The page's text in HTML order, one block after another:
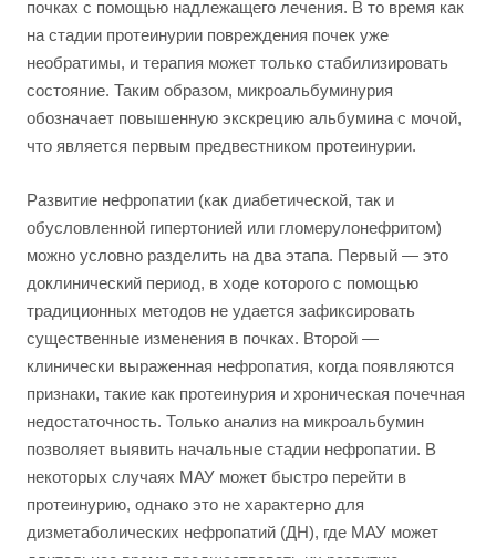
почках с помощью надлежащего лечения. В то время как
на стадии протеинурии повреждения почек уже
необратимы, и терапия может только стабилизировать
состояние. Таким образом, микроальбуминурия
обозначает повышенную экскрецию альбумина с мочой,
что является первым предвестником протеинурии.
Развитие нефропатии (как диабетической, так и
обусловленной гипертонией или гломерулонефритом)
можно условно разделить на два этапа. Первый — это
доклинический период, в ходе которого с помощью
традиционных методов не удается зафиксировать
существенные изменения в почках. Второй —
клинически выраженная нефропатия, когда появляются
признаки, такие как протеинурия и хроническая почечная
недостаточность. Только анализ на микроальбумин
позволяет выявить начальные стадии нефропатии. В
некоторых случаях МАУ может быстро перейти в
протеинурию, однако это не характерно для
дизметаболических нефропатий (ДН), где МАУ может